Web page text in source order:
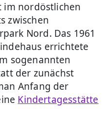
im nordöstlichen
zwischen
Nord. Das 1961
errichtete
sogenannten
der zunächst
Anfang der
Kindertagesstätte